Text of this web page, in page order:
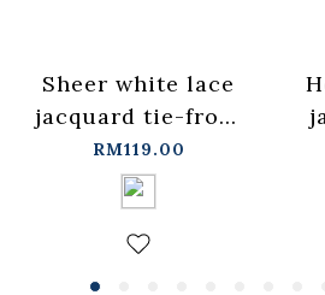
Sheer white lace
jacquard tie-front
shirt【01025765】
in stock+pre-order
RM119.00